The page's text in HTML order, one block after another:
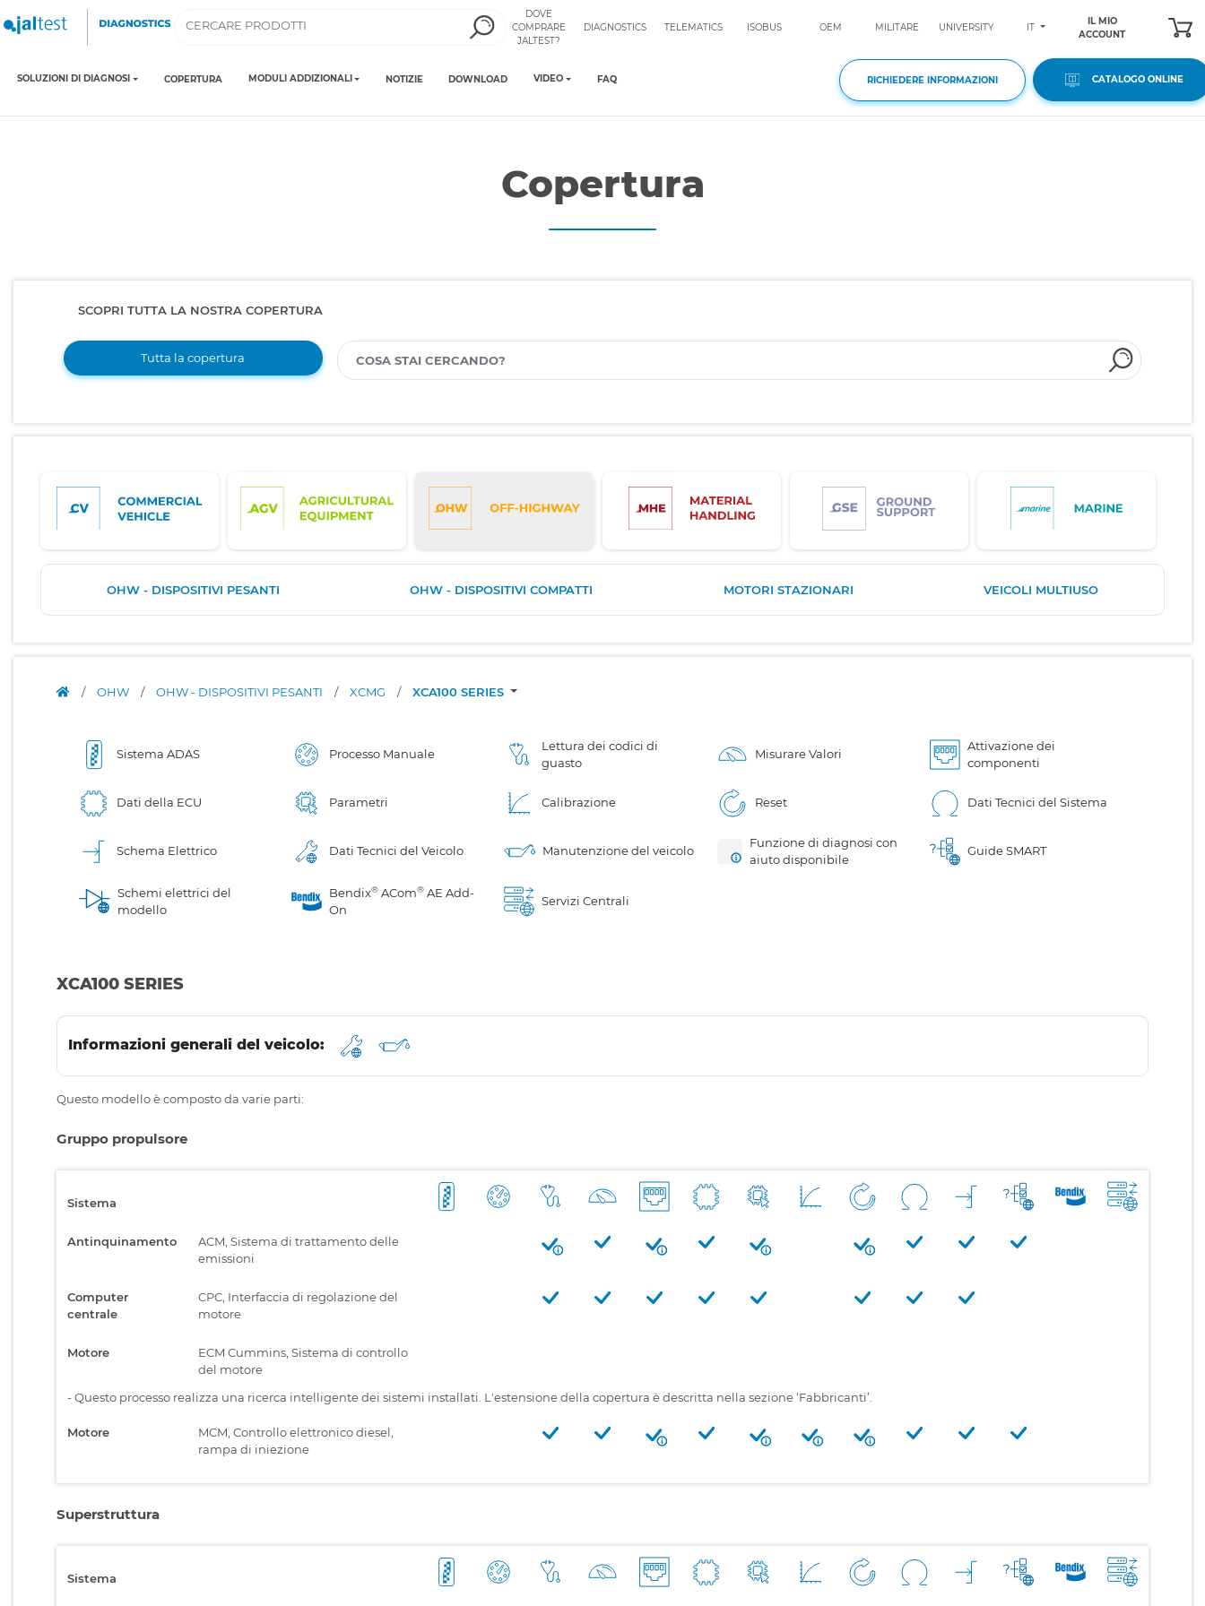
DOVE
COMPRARE
JALTEST?
DIAGNOSTICS TELEMATICS ISOBUS OEM MILITARE UNIVERSITY IT
IL MIO
ACCOUNT
SOLUZIONI DI DIAGNOSI COPERTURA MODULI ADDIZIONALI NOTIZIE DOWNLOAD VIDEO FAQ RICHIEDERE INFORMAZIONI CATALOGO ONLINE
Copertura
SCOPRI TUTTA LA NOSTRA COPERTURA
Tutta la copertura
OHW - DISPOSITIVI PESANTI OHW - DISPOSITIVI COMPATTI MOTORI STAZIONARI VEICOLI MULTIUSO
/ OHW / OHW - DISPOSITIVI PESANTI / XCMG / XCA100 SERIES
Sistema ADAS Processo Manuale
Lettura dei codici di
guasto
Misurare Valori
Attivazione dei
componenti
Dati della ECU Parametri Calibrazione Reset Dati Tecnici del Sistema
Schema Elettrico Dati Tecnici del Veicolo Manutenzione del veicolo
Funzione di diagnosi con
aiuto disponibile
Guide SMART
Schemi elettrici del
modello
Bendix® ACom® AE Add-
On
Servizi Centrali
XCA100 SERIES
Informazioni generali del veicolo:
Questo modello è composto da varie parti:
Gruppo propulsore
Sistema
Antinquinamento
ACM, Sistema di trattamento delle
emissioni
Computer
centrale
CPC, Interfaccia di regolazione del
motore
Motore
ECM Cummins, Sistema di controllo
del motore
-Questo processo realizza una ricerca intelligente dei sistemi installati. L'estensione della copertura è descritta nella sezione ‘Fabbricanti’.
Motore
MCM, Controllo elettronico diesel,
rampa di iniezione
Superstruttura
Sistema